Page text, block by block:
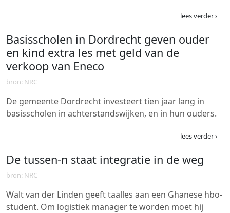
lees verder ›
Basisscholen in Dordrecht geven ouder
en kind extra les met geld van de
verkoop van Eneco
bron: NRC
De gemeente Dordrecht investeert tien jaar lang in
basisscholen in achterstandswijken, en in hun ouders.
lees verder ›
De tussen-n staat integratie in de weg
bron: NRC
Walt van der Linden geeft taalles aan een Ghanese hbo-
student. Om logistiek manager te worden moet hij